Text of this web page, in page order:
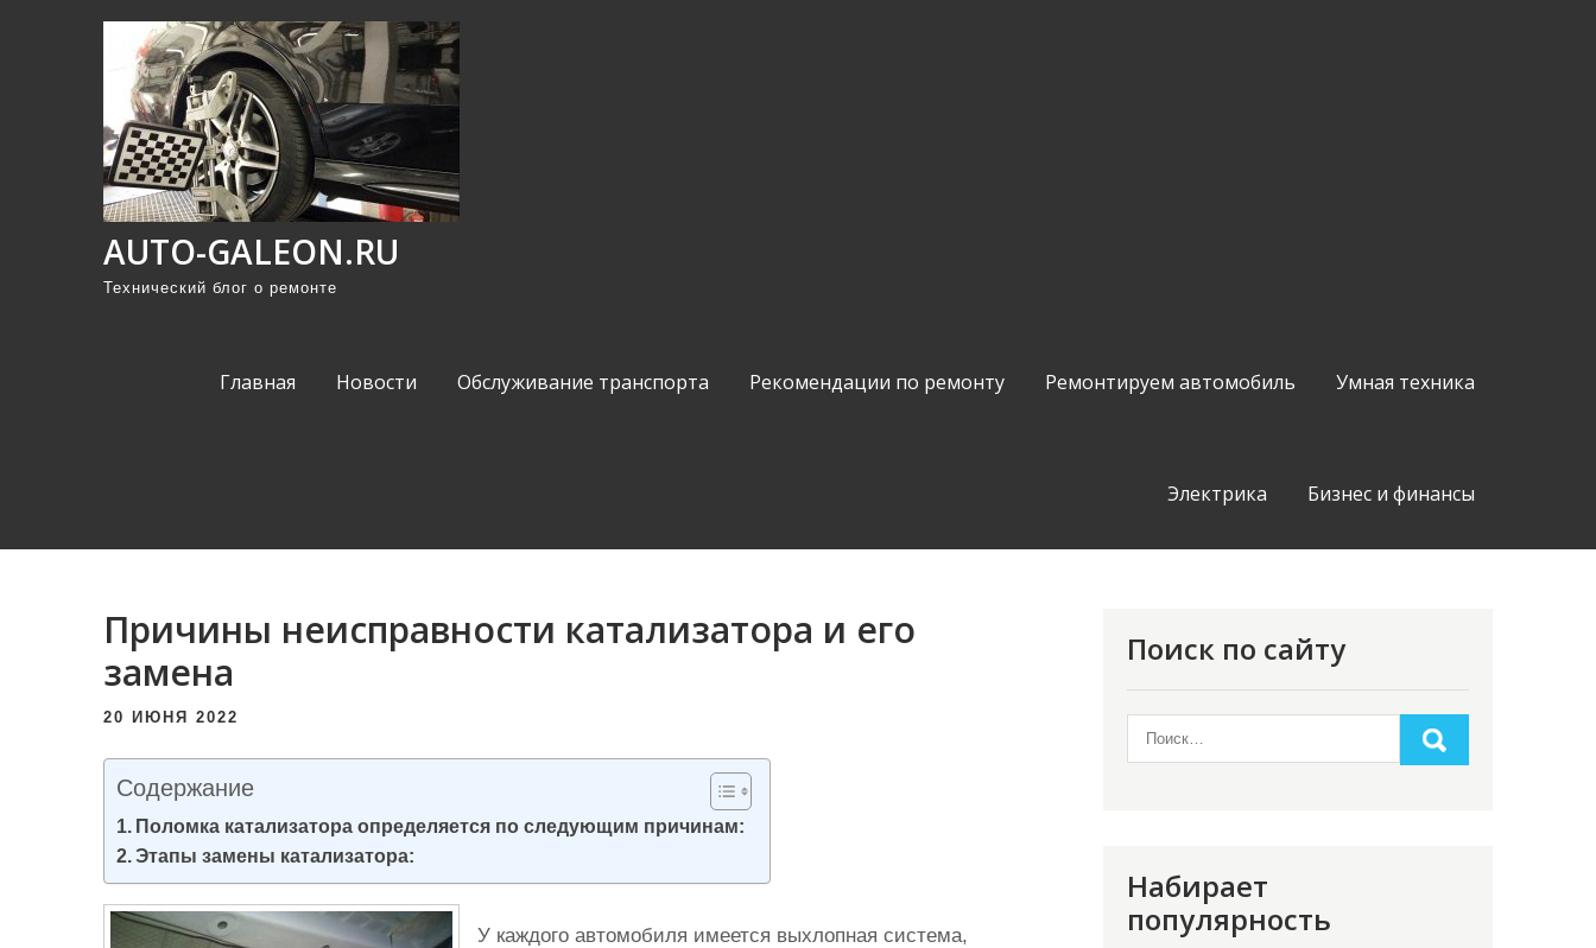
и
AUTO-GALEON.RU
Технический блог о ремонте
Главная Новости Обслуживание транспорта Рекомендации по ремонту Ремонтируем автомобиль Умная техника
Электрика Бизнес и финансы
Причины неисправности катализатора и его
замена
20 ИЮНЯ 2022
Содержание
Поломка катализатора определяется по следующим причинам:
Этапы замены катализатора:
У каждого автомобиля имеется выхлопная система,
Поиск по сайту
Набирает
популярность